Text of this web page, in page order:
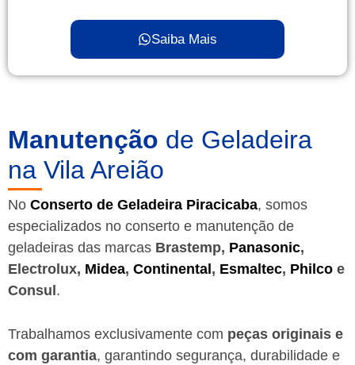
Saiba Mais
Manutenção de Geladeira
na Vila Areião
No Conserto de Geladeira Piracicaba, somos
especializados no conserto e manutenção de
geladeiras das marcas Brastemp, Panasonic,
Electrolux, Midea, Continental, Esmaltec, Philco e
Consul.
Trabalhamos exclusivamente com peças originais e
com garantia, garantindo segurança, durabilidade e